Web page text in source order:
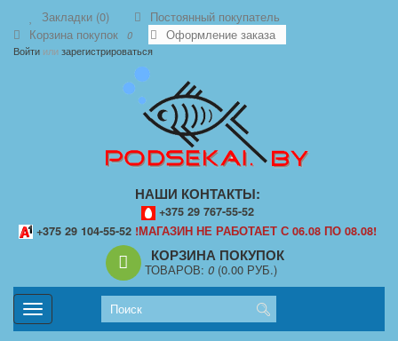
Закладки (0)
Постоянный покупатель
Корзина покупок
0 Оформление заказа
Войти илизарегистрироваться
НАШИ КОНТАКТЫ:
+375 29 767-55-52
+375 29 104-55-52 !МАГАЗИН НЕ РАБОТАЕТ С 06.08 ПО 08.08!
КОРЗИНА ПОКУПОК
ТОВАРОВ: 0(0.00 РУБ.)
Toggle
navigation